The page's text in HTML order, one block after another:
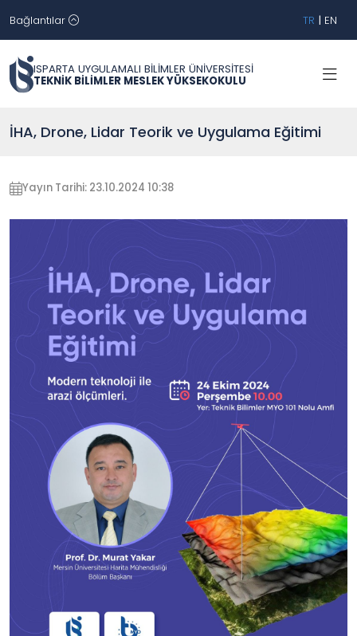
Bağlantılar TR | EN
ISPARTA UYGULAMALI BİLİMLER ÜNİVERSİTESİ
TEKNİK BİLİMLER MESLEK YÜKSEKOKULU
İHA, Drone, Lidar Teorik ve Uygulama Eğitimi
Yayın Tarihi: 23.10.2024 10:38